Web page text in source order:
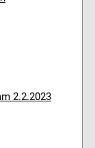
2.2.2023